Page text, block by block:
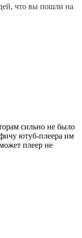
что вы пошли на
сильно не было
ютуб-плеера им
плеер не